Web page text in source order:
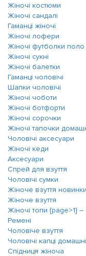
Жіночі костюми
Жіночі сандалі
Гаманці жіночі
Жіночі лофери
Жіночі футболки поло
Жіночі сукні
Жіночі балетки
Гаманці чоловічі
Шапки чоловічі
Жіночі чоботи
Жіночі ботфорти
Жіночі сорочки
Жіночі тапочки
Чоловічі аксесуари
Жіночі кеди
Аксесуари
Спрей для взуття
Чоловічі сумки
Жіноче взуття
Жіноче взуття
Жіночі топи {page>1} ―
Ремені
Чоловіче взуття
Чоловічі капці домашні
Спідниця жіноча